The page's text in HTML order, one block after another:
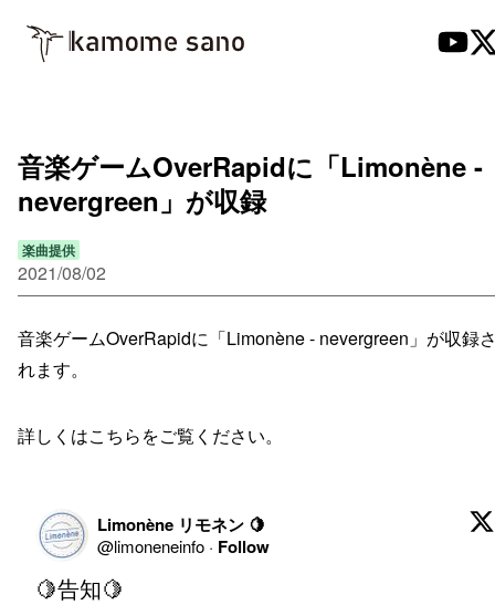
音楽ゲームOverRapidに「Limonène -
nevergreen」が収録
楽曲提供
2021/08/02
音楽ゲームOverRapidに「Limonène - nevergreen」が収録
れます。
詳しくはこちらをご覧ください。
Limonène リモネン 🍋
@limoneneinfo · Follow
🍋告知🍋